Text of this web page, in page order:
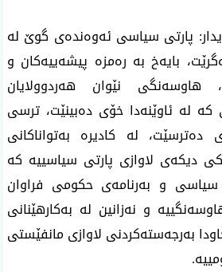
پارتی سیاسی ئەوەندەی گوێ لە
بایەخ بە رەمزە پیشەییەکان و
هاوسەنگی نێوان هەردوولایان
کە لە ئاوێنەدا خۆی دەبینێت، ترسی
لە کادیرە بەتواناکانی
دیکەی لاوازی پارتی سیاسییە کە
سیاسی و بەرنامەی حکومی فراوان
و نەزانین لە بەکارهێنانی
بەرجەستەکردنی لاوازی مانفێستی